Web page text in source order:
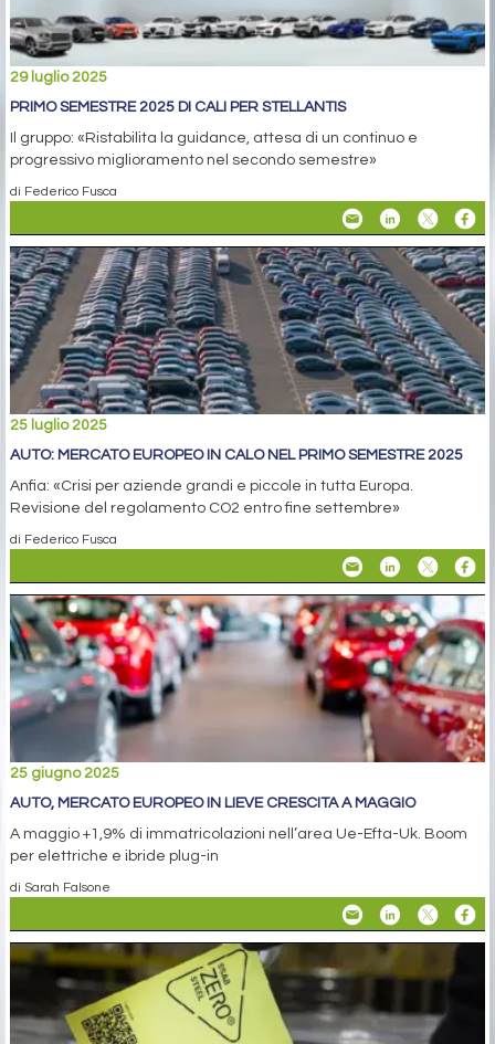
29 luglio 2025
PRIMO SEMESTRE 2025 DI CALI PER STELLANTIS
Il gruppo: «Ristabilita la guidance, attesa di un continuo e
progressivo miglioramento nel secondo semestre»
di Federico Fusca
25 luglio 2025
AUTO: MERCATO EUROPEO IN CALO NEL PRIMO SEMESTRE 2025
Anfia: «Crisi per aziende grandi e piccole in tutta Europa.
Revisione del regolamento CO2 entro fine settembre»
di Federico Fusca
25 giugno 2025
AUTO, MERCATO EUROPEO IN LIEVE CRESCITA A MAGGIO
A maggio +1,9% di immatricolazioni nell’area Ue-Efta-Uk. Boom
per elettriche e ibride plug-in
di Sarah Falsone